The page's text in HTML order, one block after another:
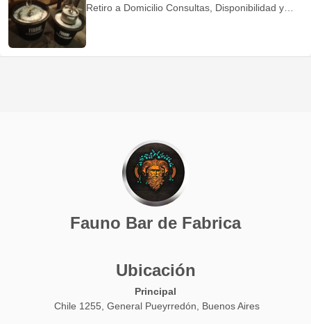
Retiro a Domicilio Consultas, Disponibilidad y
Fauno Bar de Fabrica
Ubicación
Principal
Chile 1255, General Pueyrredón, Buenos Aires